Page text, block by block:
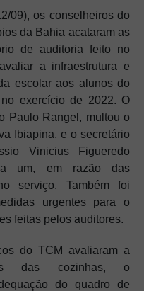
09), os conselheiros do
da Bahia acataram as
de auditoria feito no
a infraestrutura e
escolar aos alunos do
exercício de 2022. O
Paulo Rangel, multou o
Ibiapina, e o secretário
Vinicius Figueredo
um, em razão das
serviço. Também foi
urgentes para o
feitas pelos auditores.
do TCM avaliaram a
das cozinhas, o
do quadro de